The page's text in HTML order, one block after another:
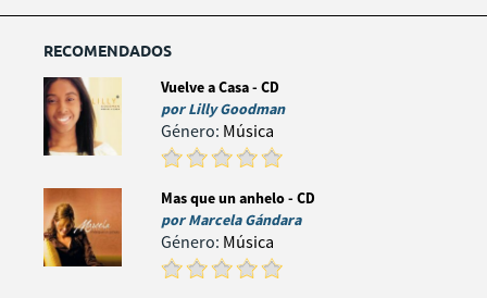
RECOMENDADOS
Vuelve a Casa - CD
porLilly Goodman
Género: Música
Mas que un anhelo - CD
porMarcela Gándara
Género: Música